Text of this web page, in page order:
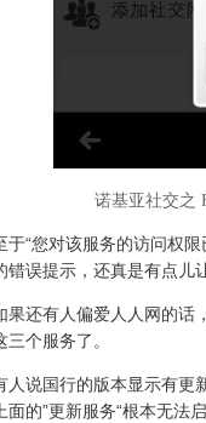
诺基亚社交之
于“您对该服务的访问权
错误提示，还真是有点儿
果还有人偏爱人人网的话
三个服务了。
人说国行的版本显示有更
上面的”更新服务“根本无